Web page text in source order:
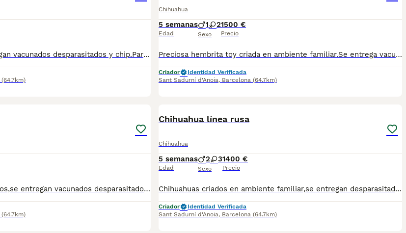
Chihuahuas toys,Se entregan vacunados desparasitados y chip.Para más información escribir o llamar al 682908382
(64.7km)
Chihuahua
5 semanas
Edad
1 2
Sexo
1500 €
Precio
Preciosa hembrita toy criada en ambiente familiar.Se entrega vacunada desparasitada y con chip.Para más información llamar o escribir al 682908382
Criador
Identidad Verificada
Sant Sadurní d'Anoia, Barcelona (64.7km)
Chihuahuas muy pequeñitos,se entregan vacunados desparasitados y con el chip.Para más información escribir o llamar al 682908382
(64.7km)
Chihuahua línea rusa
Chihuahua
5 semanas
Edad
2 3
Sexo
1400 €
Precio
Chihuahuas criados en ambiente familiar,se entregan desparasitados y vacunados.Para mas información escribir o llamar al 682908382
Criador
Identidad Verificada
Sant Sadurní d'Anoia, Barcelona (64.7km)